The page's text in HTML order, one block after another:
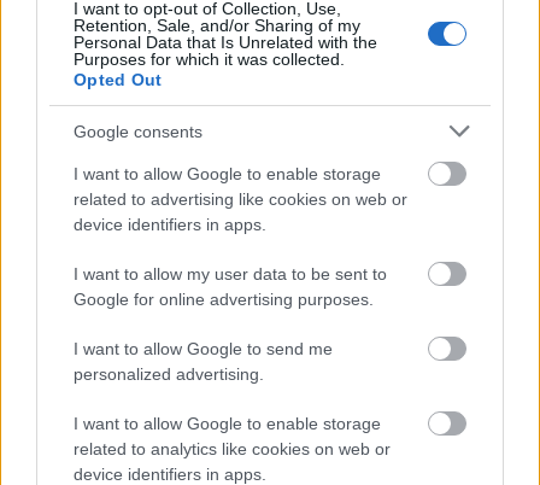
I want to opt-out of Collection, Use,
Retention, Sale, and/or Sharing of my
Personal Data that Is Unrelated with the
Purposes for which it was collected.
Opted Out
Google consents
I want to allow Google to enable storage
related to advertising like cookies on web or
device identifiers in apps.
I want to allow my user data to be sent to
Google for online advertising purposes.
I want to allow Google to send me
personalized advertising.
I want to allow Google to enable storage
related to analytics like cookies on web or
device identifiers in apps.
Miért kulcsfontosságú a korszerű légtechnika az
egészségügyi intézményekben?